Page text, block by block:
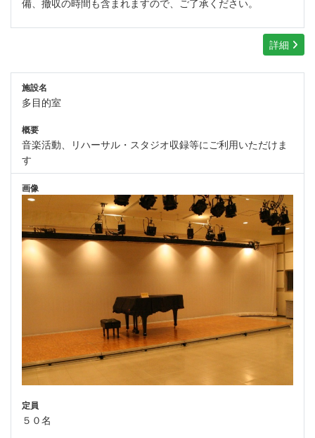
詳細
施設名
多目的室
概要
音楽活動、リハーサル・スタジオ収録等にご利用いただけま
す
画像
定員
５０名